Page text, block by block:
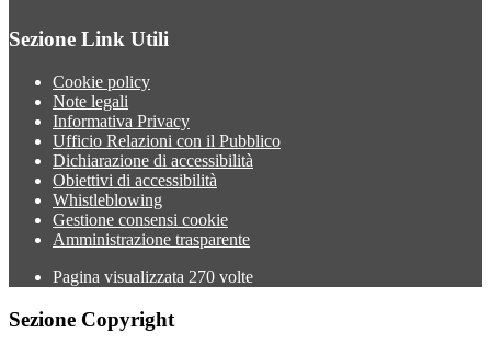
Sezione Link Utili
Cookie policy
Note legali
Informativa Privacy
Ufficio Relazioni con il Pubblico
Dichiarazione di accessibilità
Obiettivi di accessibilità
Whistleblowing
Gestione consensi cookie
Amministrazione trasparente
Pagina visualizzata 270 volte
Sezione Copyright